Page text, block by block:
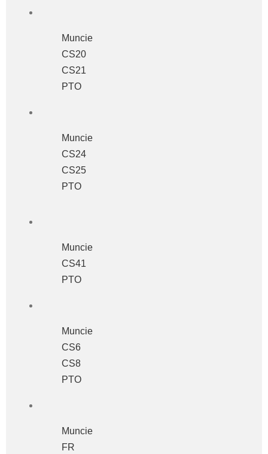
Muncie
CS20
CS21
PTO
Muncie
CS24
CS25
PTO
Muncie
CS41
PTO
Muncie
CS6
CS8
PTO
Muncie
FR